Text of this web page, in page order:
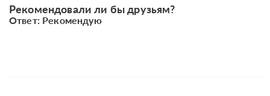
Рекомендовали ли бы друзьям?
Ответ: Рекомендую